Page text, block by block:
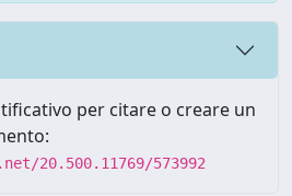
per citare o creare un
20.500.11769/573992